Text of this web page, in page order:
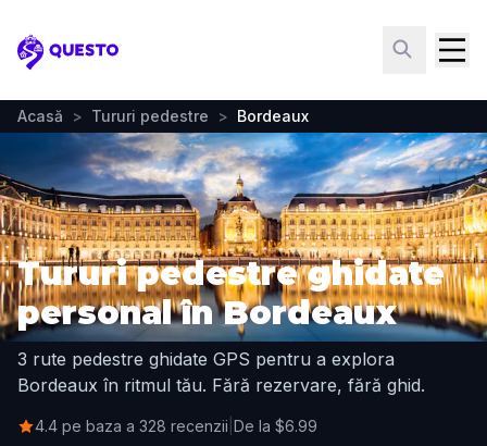
Questo
Acasă > Tururi pedestre > Bordeaux
Tururi pedestre ghidate
personal în Bordeaux
3 rute pedestre ghidate GPS pentru a explora
Bordeaux în ritmul tău. Fără rezervare, fără ghid.
4.4 pe baza a 328 recenzii De la $6.99